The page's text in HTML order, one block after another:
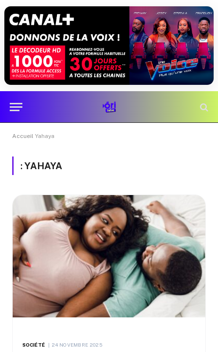
Accueil Yahaya
:YAHAYA
SOCIÉTÉ 24 NOVEMBRE 2025